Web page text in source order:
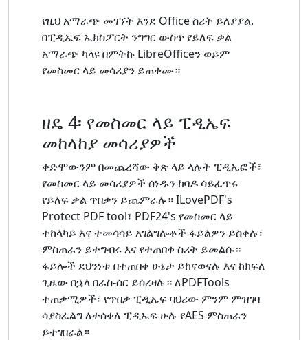
የዚህ አማራጭ መገኘት እንደ Office ስሪት ይለያያል.
በፒዲኤፍ ኤክስፖርት ንግግር ውስጥ የይለፍ ቃል
አማራጭ ካላዩ በምትኩ LibreOfficeን ወይም
የመስመር ላይ መሳሪያን ይጠቀሙ።
ዘዴ 4፡ የመስመር ላይ ፒዲኤፍ
መከላከያ መሳሪያዎች
ቀድሞውንም በመጨረሻው ቅጽ ላይ ላሉት ፒዲኤፎች፣
የመስመር ላይ መሳሪያዎች ሰነዱን ከባዶ ሳይፈጥሩ
የይለፍ ቃል ጥበቃን ይጨምራሉ። ILovePDF's
Protect PDF tool፣ PDF24's የመስመር ላይ
ተከላካይ እና ተመሳሳይ አገልግሎቶች ፋይልዎን ይስቀሉ፣
ምስጠራን ይተግብሩ እና የተጠበቀ ስሪት ይመልሱ።
ፋይሎች ደህንነቱ በተጠበቀ ሁኔታ ይከናወናሉ እና ከክፍለ
ጊዜው በኋላ በራስ-ሰር ይሰረዛሉ። ለPDFTools
ተጠቃሚዎች፣ የጥበቃ ፒዲኤፍ ባህሪው ምንም ምዝገባ
ሳያስፈልግ ለተሰቀለ ፒዲኤፍ ሁሉ የAES ምስጠራን
ይተገበራል።